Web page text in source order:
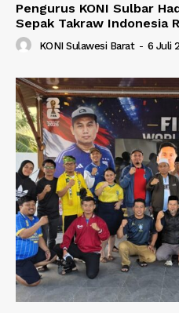
Pengurus KONI Sulbar
Sepak Takraw Indonesia
KONI Sulawesi Barat - 6 Juli